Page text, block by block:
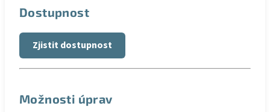
Dostupnost
Zjistit dostupnost
Možnosti úprav